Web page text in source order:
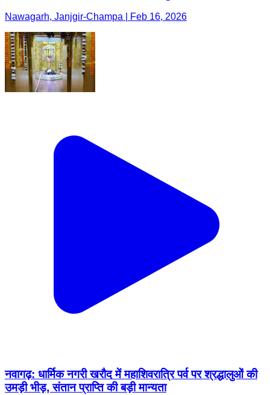
Nawagarh, Janjgir-Champa | Feb 16, 2026
नवागढ़: धार्मिक नगरी खरौद में महाशिवरात्रि पर्व पर श्रद्धालुओं की
उमड़ी भीड़, संतान प्राप्ति की बड़ी मान्यता